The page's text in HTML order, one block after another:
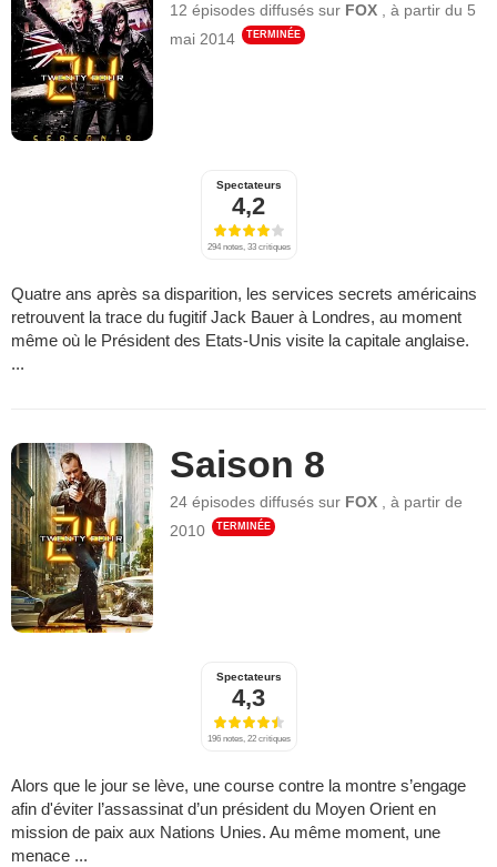
12 épisodes diffusés sur FOX ,à partir du 5
mai 2014
TERMINÉE
Spectateurs
4,2
294 notes, 33 critiques
Quatre ans après sa disparition, les services secrets américains
retrouvent la trace du fugitif Jack Bauer à Londres, au moment
même où le Président des Etats-Unis visite la capitale anglaise.
...
Saison 8
24 épisodes diffusés sur FOX ,à partir de
2010
TERMINÉE
Spectateurs
4,3
196 notes, 22 critiques
Alors que le jour se lève, une course contre la montre s’engage
afin d'éviter l’assassinat d’un président du Moyen Orient en
mission de paix aux Nations Unies. Au même moment, une
menace ...